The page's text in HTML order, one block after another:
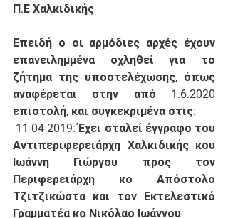
Π.Ε Χαλκιδικής
Επειδή ο οι αρμόδιες αρχές έχουν
επανειλημμένα οχληθεί για το
ζήτημα της υποστελέχωσης, όπως
αναφέρεται στην από 1.6.2020
επιστολή, και συγκεκριμένα στις:
Αντιπεριφερειάρχη Χαλκιδικής κου
Ιωάννη Γιώργου προς τον
Περιφερειάρχη κο Απόστολο
Τζιτζικώστα και τον Εκτελεστικό
Γραμματέα κο Νικόλαο Ιωάννου